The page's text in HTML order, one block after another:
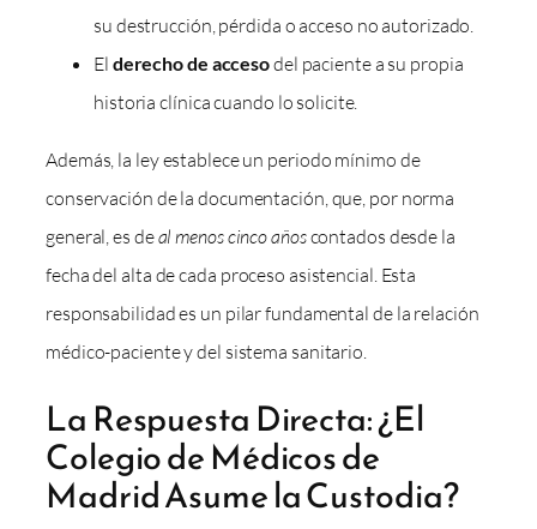
su destrucción, pérdida o acceso no autorizado.
El derecho de accesodel paciente a su propia
historia clínica cuando lo solicite.
Además, la ley establece un periodo mínimo de
conservación de la documentación, que, por norma
general, es deal menos cinco añoscontados desde la
fecha del alta de cada proceso asistencial. Esta
responsabilidad es un pilar fundamental de la relación
médico-paciente y del sistema sanitario.
La Respuesta Directa: ¿El
Colegio de Médicos de
Madrid Asume la Custodia?